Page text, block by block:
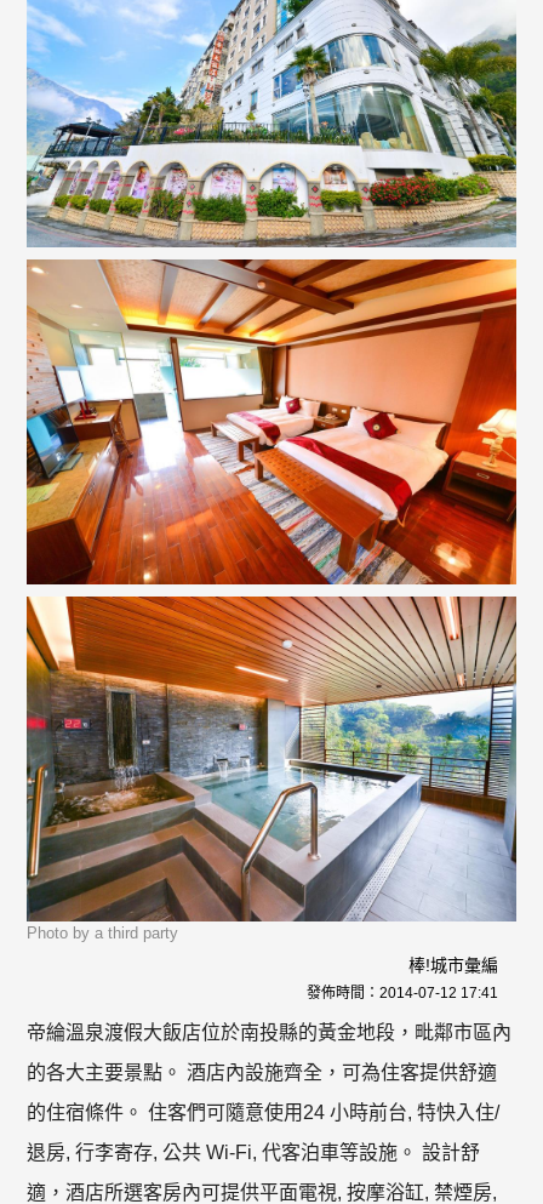
Photo by a third party
棒!城市彙編
發佈時間： 2014-07-12 17:41
帝綸溫泉渡假大飯店位於南投縣的黃金地段，毗鄰市區內
的各大主要景點。 酒店內設施齊全，可為住客提供舒適
的住宿條件。 住客們可隨意使用24 小時前台, 特快入住/
退房, 行李寄存, 公共 Wi-Fi, 代客泊車等設施。 設計舒
適，酒店所選客房內可提供平面電視, 按摩浴缸, 禁煙房,